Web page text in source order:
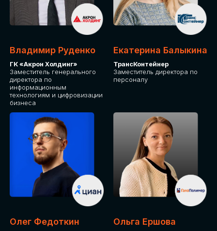
Владимир Руденко
ГК «Акрон Холдинг»
Заместитель генерального
директора по
информационным
технологиям и цифровизации
бизнеса
Екатерина Балыкина
ТрансКонтейнер
Заместитель директора по
персоналу
Олег Федоткин Ольга Ершова